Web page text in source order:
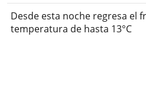
Desde esta noche regresa el
temperatura de hasta 13°C